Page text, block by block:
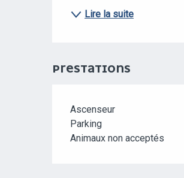
Lire la suite
PRESTATIONS
Ascenseur
Parking
Animaux non acceptés